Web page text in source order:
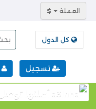
$ العملة
كل الدول
تسجيل